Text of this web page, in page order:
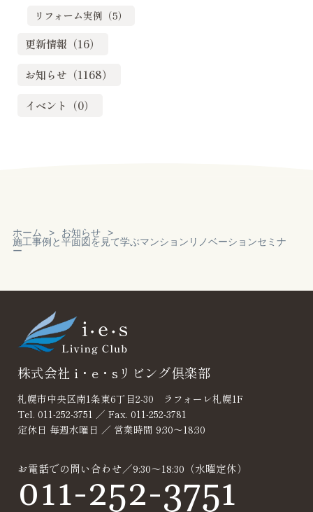
リフォーム実例（5）
更新情報（16）
お知らせ（1168）
イベント（0）
ホーム
お知らせ
施工事例と平面図を見て学ぶマンションリノベーションセミナ
ー
見積り・無料相
株式会社 i・e・sリビング倶楽部
札幌市中央区南1条東6丁目2-30 ラフォーレ札幌1F
Tel. 011-252-3751 ／ Fax. 011-252-3781
定休日 毎週水曜日 ／ 営業時間 9:30～18:30
お電話での問い合わせ／9:30～18:30（水曜定休）
011-252-3751